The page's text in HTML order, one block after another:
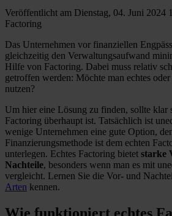
Veröffentlicht am Dienstag, 04. Juni 2024
Factoring
Das Unternehmen vor finanziellen
gleichzeitig den Verwaltungsaufwand
Hilfe von Factoring. Dabei muss relativ
getroffen werden: Möchte man echtes
nutzen?
Um hier eine Lösung zu finden, sollte klar
Factoring überhaupt ist. Tatsächlich ist
wenige Unternehmen eine gute Option,
Finanzierungsmethode ist dem echten
unterlegen. Echtes Factoring bietet starke
Nachteile, besonders wenn man es mit
vergleicht. Lernen Sie die Vor- und
Arten kennen.